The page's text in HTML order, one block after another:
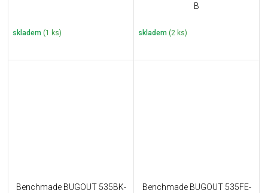
skladem (1 ks)
B
skladem (2 ks)
Benchmade BUGOUT 535BK-
Benchmade BUGOUT 535FE-